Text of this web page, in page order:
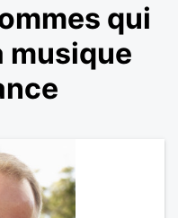
qui
musique